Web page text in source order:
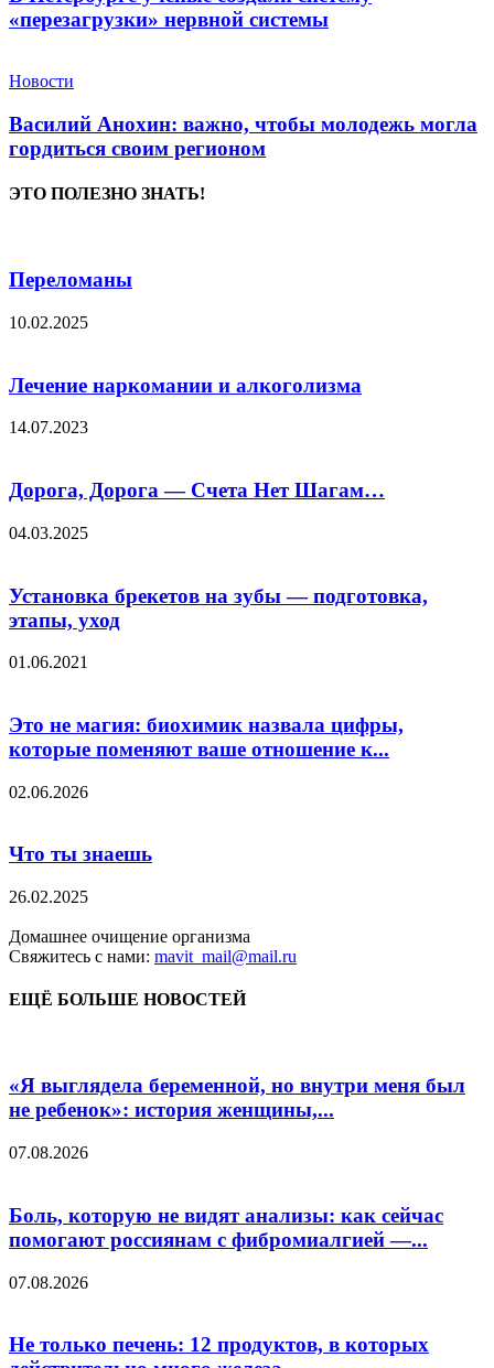
«перезагрузки» нервной системы
Новости
Василий Анохин: важно, чтобы молодежь могла
гордиться своим регионом
ЭТО ПОЛЕЗНО ЗНАТЬ!
Переломаны
10.02.2025
Лечение наркомании и алкоголизма
14.07.2023
Дорога, Дорога — Счета Нет Шагам…
04.03.2025
Установка брекетов на зубы — подготовка,
этапы, уход
01.06.2021
Это не магия: биохимик назвала цифры,
которые поменяют ваше отношение к...
02.06.2026
Что ты знаешь
26.02.2025
Домашнее очищение организма
Свяжитесь с нами: mavit_mail@mail.ru
ЕЩЁ БОЛЬШЕ НОВОСТЕЙ
«Я выглядела беременной, но внутри меня был
не ребенок»: история женщины,...
07.08.2026
Боль, которую не видят анализы: как сейчас
помогают россиянам с фибромиалгией —...
07.08.2026
Не только печень: 12 продуктов, в которых